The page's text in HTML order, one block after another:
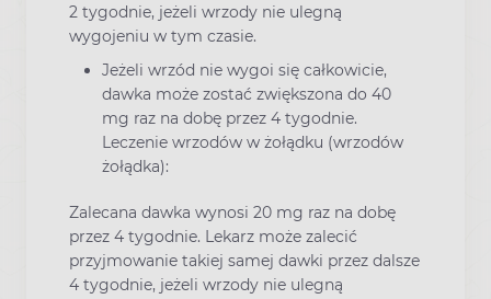
2 tygodnie, jeżeli wrzody nie ulegną
wygojeniu w tym czasie.
Jeżeli wrzód nie wygoi się całkowicie,
dawka może zostać zwiększona do 40
mg raz na dobę przez 4 tygodnie.
Leczenie wrzodów w żołądku (wrzodów
żołądka):
Zalecana dawka wynosi 20 mg raz na dobę
przez 4 tygodnie. Lekarz może zalecić
przyjmowanie takiej samej dawki przez dalsze
4 tygodnie, jeżeli wrzody nie ulegną